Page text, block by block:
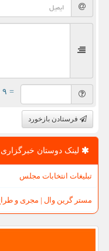
= ۹ بعلاوه ۳
فرستادن بازخورد
لینک دوستان خبرگزاری
تبلیغات انتخابات مجلس
مستر گرین وال | مجری و طراح